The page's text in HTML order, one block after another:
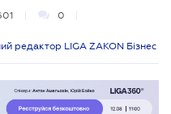
0
редактор LIGA ZAKON Бізнес